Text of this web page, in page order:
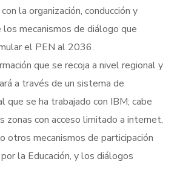
la organización, conducción y
mecanismos de diálogo que
el PEN al 2036.
que se recoja a nivel regional y
a través de un sistema de
que se ha trabajado con IBM; cabe
zonas con acceso limitado a internet,
otros mecanismos de participación
la Educación, y los diálogos